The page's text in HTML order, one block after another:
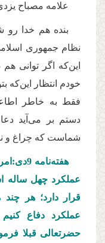
علامه مصباح
بنده هم خدا رو
نظام جمهوری
این‌که اگر توانی
خودم انتظار این‌که
فقط به خاطر
دستم بر می‌آید
شماست که چراغ و
عملکرد چهل
قرار دارد؛ هر چند
عملکرد دفاع
حضرتعالی قبلا